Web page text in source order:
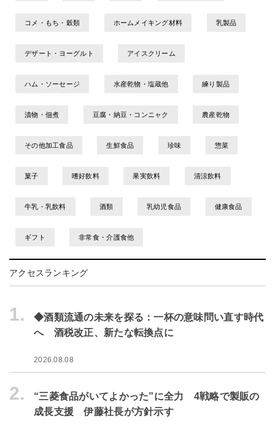
コメ・もち・穀類 ホームメイキング材料 乳製品
デザート・ヨーグルト アイスクリーム
ハム・ソーセージ 水産乾物・塩蔵他 練り製品
漬物・佃煮 豆腐・納豆・コンニャク 農産乾物
その他加工食品 生鮮食品 珍味 惣菜
菓子 嗜好飲料 果実飲料 清涼飲料
牛乳・乳飲料 酒類 乳幼児食品 健康食品
ギフト 非常食・介護食他
アクセスランキング
1.
◆酒類流通の未来を探る：一杯の意味問い直す時代
へ 酒税改正、新たな転換点に
2026.08.08
2.
“三菱食品がいてよかった”に全力 4戦略で製販の
成長支援 伊藤社長が方針示す